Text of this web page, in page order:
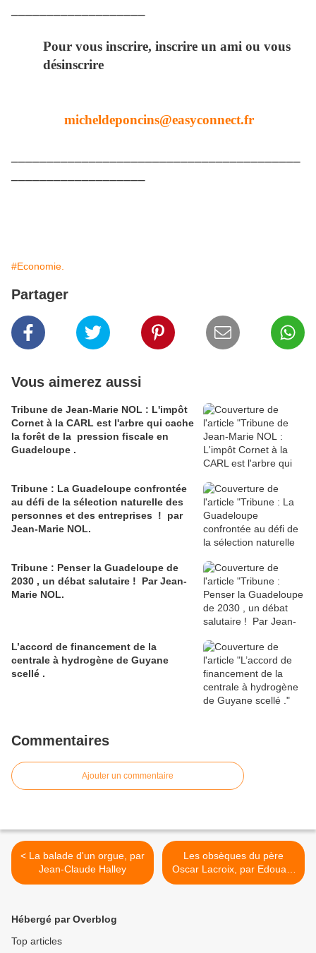
Pour vous inscrire, inscrire un ami ou vous
désinscrire
micheldeponcins@easyconnect.fr
#Economie.
Partager
Vous aimerez aussi
Tribune de Jean-Marie NOL : L'impôt
Cornet à la CARL est l'arbre qui cache
la forêt de la pression fiscale en
Guadeloupe .
Tribune : La Guadeloupe confrontée
au défi de la sélection naturelle des
personnes et des entreprises ! par
Jean-Marie NOL.
Tribune : Penser la Guadeloupe de
2030 , un débat salutaire ! Par Jean-
Marie NOL.
L’accord de financement de la
centrale à hydrogène de Guyane
scellé .
Commentaires
Ajouter un commentaire
< La balade d'un orgue, par
Jean-Claude Halley
Les obsèques du père
Oscar Lacroix, par Edouard
Boulogne. >
Hébergé par Overblog
Top articles